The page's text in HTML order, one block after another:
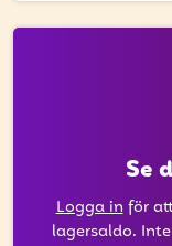
Se
Logga inför
lagersaldo.